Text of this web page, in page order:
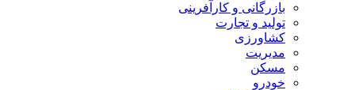
بازرگانی و کارآفرینی
تولید و تجارت
کشاورزی
مدیریت
مسکن
خودرو